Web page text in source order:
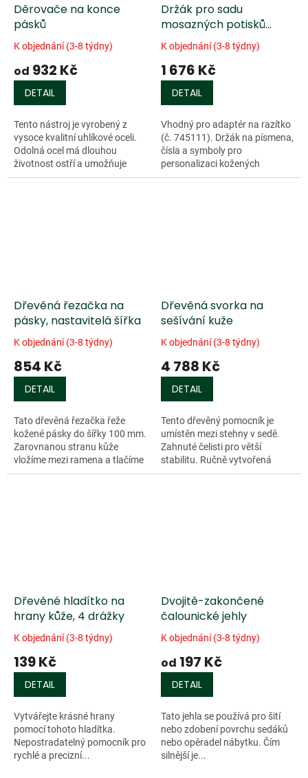
Děrovače na konce
pásků
K objednání (3-8 týdny)
od 932 Kč
DETAIL
Tento nástroj je vyrobený z
vysoce kvalitní uhlíkové oceli.
Odolná ocel má dlouhou
životnost ostří a umožňuje
přesné a čisté řezy konce
Držák pro sadu
mosazných potisků
Craftplus
K objednání (3-8 týdny)
1 676 Kč
DETAIL
Vhodný pro adaptér na razítko
(č. 745111). Držák na písmena,
čísla a symboly pro
personalizaci kožených
projektů. Délka...
Dřevěná řezačka na
pásky, nastavitelá šířka
K objednání (3-8 týdny)
854 Kč
DETAIL
Tato dřevěná řezačka řeže
kožené pásky do šířky 100 mm.
Zarovnanou stranu kůže
vložíme mezi ramena a tlačíme
na rukojeť řezačky a tahem
Dřevěná svorka na
sešívání kuže
K objednání (3-8 týdny)
4 788 Kč
DETAIL
Tento dřevěný pomocník je
umístěn mezi stehny v sedě.
Zahnuté čelisti pro větší
stabilitu. Ručně vytvořená
nulová vůle dřevěného závěsu.
Dřevěné hladítko na
hrany kůže, 4 drážky
K objednání (3-8 týdny)
139 Kč
DETAIL
Vytvářejte krásné hrany
pomocí tohoto hladítka.
Nepostradatelný pomocník pro
rychlé a precizní...
Dvojitě-zakončené
čalounické jehly
K objednání (3-8 týdny)
od 197 Kč
DETAIL
Tato jehla se používá pro šití
nebo zdobení povrchu sedáků
nebo opěradel nábytku. Čím
silnější je...